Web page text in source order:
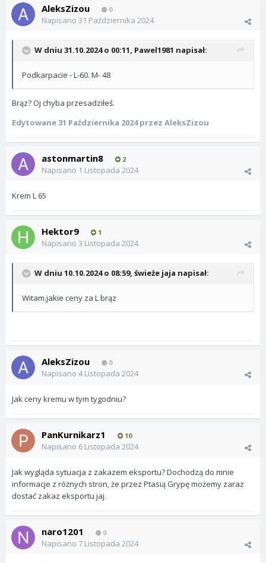
AleksZizou 0
Napisano 31 Października 2024
W dniu 31.10.2024 o 00:11, Pawel1981 napisał:
Podkarpacie - L-60. M- 48
Brąz? Oj chyba przesadziłeś.
Edytowane31 Października 2024przez AleksZizou
astonmartin8 2
Napisano 1 Listopada 2024
Krem L 65
Hektor9 1
Napisano 3 Listopada 2024
W dniu 10.10.2024 o 08:59, świeże jaja napisał:
Witam.jakie ceny za L brąz
AleksZizou 0
Napisano 4 Listopada 2024
Jak ceny kremu w tym tygodniu?
PanKurnikarz1 10
Napisano 6 Listopada 2024
Jak wygląda sytuacja z zakazem eksportu? Dochodzą do mnie
informacje z różnych stron, że przez Ptasią Grypę możemy zaraz
dostać zakaz eksportu jaj.
naro1201 0
Napisano 7 Listopada 2024